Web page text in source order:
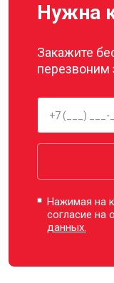
Нужна
Закажите
перезвоним
Нажимая на
согласие на
данных.